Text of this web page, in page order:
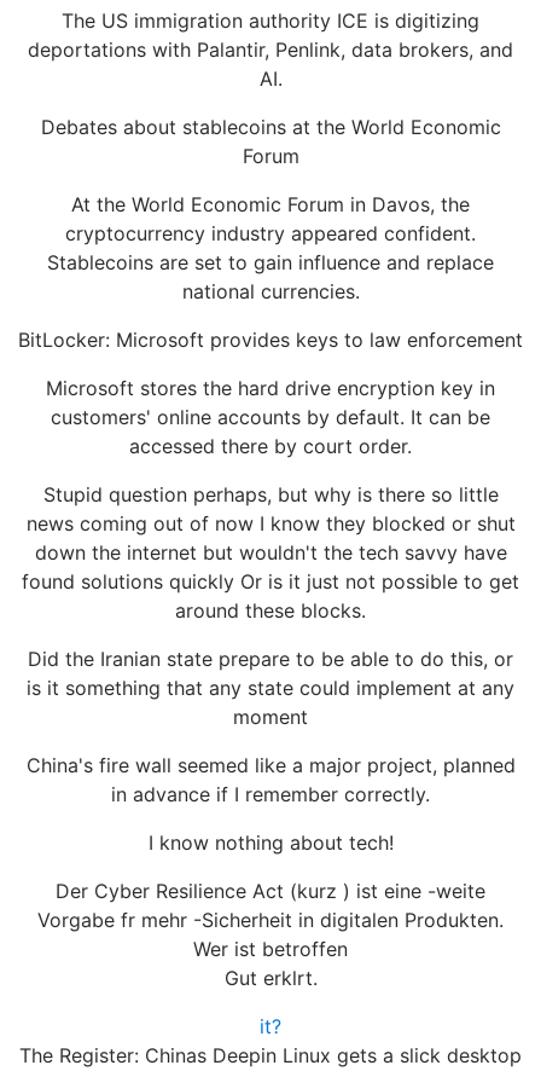
The US immigration authority ICE is digitizing
deportations with Palantir, Penlink, data brokers, and
AI.
Debates about stablecoins at the World Economic
Forum
At the World Economic Forum in Davos, the
cryptocurrency industry appeared confident.
Stablecoins are set to gain influence and replace
national currencies.
BitLocker: Microsoft provides keys to law enforcement
Microsoft stores the hard drive encryption key in
customers' online accounts by default. It can be
accessed there by court order.
Stupid question perhaps, but why is there so little
news coming out of now I know they blocked or shut
down the internet but wouldn't the tech savvy have
found solutions quickly Or is it just not possible to get
around these blocks.
Did the Iranian state prepare to be able to do this, or
is it something that any state could implement at any
moment
China's fire wall seemed like a major project, planned
in advance if I remember correctly.
I know nothing about tech!
Der Cyber Resilience Act (kurz ) ist eine -weite
Vorgabe fr mehr -Sicherheit in digitalen Produkten.
Wer ist betroffen
Gut erklrt.
it?
The Register: Chinas Deepin Linux gets a slick desktop